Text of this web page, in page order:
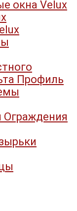
окна Velux
Профиль
Ограждения